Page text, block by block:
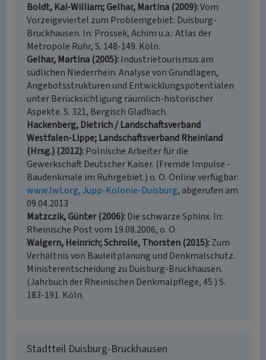
Boldt, Kai-William; Gelhar, Martina (2009) Vom
Vorzeigeviertel zum Problemgebiet: Duisburg-
Bruckhausen. In: Prossek, Achim u.a.: Atlas der
Metropole Ruhr, S. 148-149. Köln.
Gelhar, Martina (2005) Industrietourismus am
südlichen Niederrhein. Analyse von Grundlagen,
Angebotsstrukturen und Entwicklungspotentialen
unter Berücksichtigung räumlich-historischer
Aspekte. S. 321, Bergisch Gladbach.
Hackenberg, Dietrich / Landschaftsverband
Westfalen-Lippe; Landschaftsverband Rheinland
(Hrsg.) (2012) Polnische Arbeiter für die
Gewerkschaft Deutscher Kaiser. (Fremde Impulse -
Baudenkmale im Ruhrgebiet.) o. O. Online verfügbar:
www.lwl.org, Jupp-Kolonie-Duisburg, abgerufen am
09.04.2013
Matzczik, Günter (2006) Die schwarze Sphinx. In:
Rheinische Post vom 19.08.2006, o. O.
Walgern, Heinrich; Schrolle, Thorsten (2015) Zum
Verhältnis von Bauleitplanung und Denkmalschutz.
Ministerentscheidung zu Duisburg-Bruckhausen.
(Jahrbuch der Rheinischen Denkmalpflege, 45.) S.
183-191. Köln.
Stadtteil Duisburg-Bruckhausen